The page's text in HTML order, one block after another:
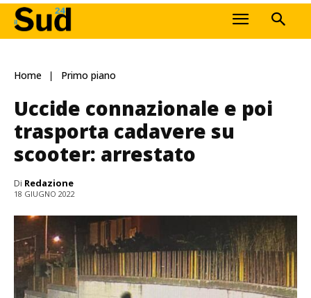
Home Primo piano
Uccide connazionale e poi
trasporta cadavere su
scooter: arrestato
Di Redazione
18 GIUGNO 2022